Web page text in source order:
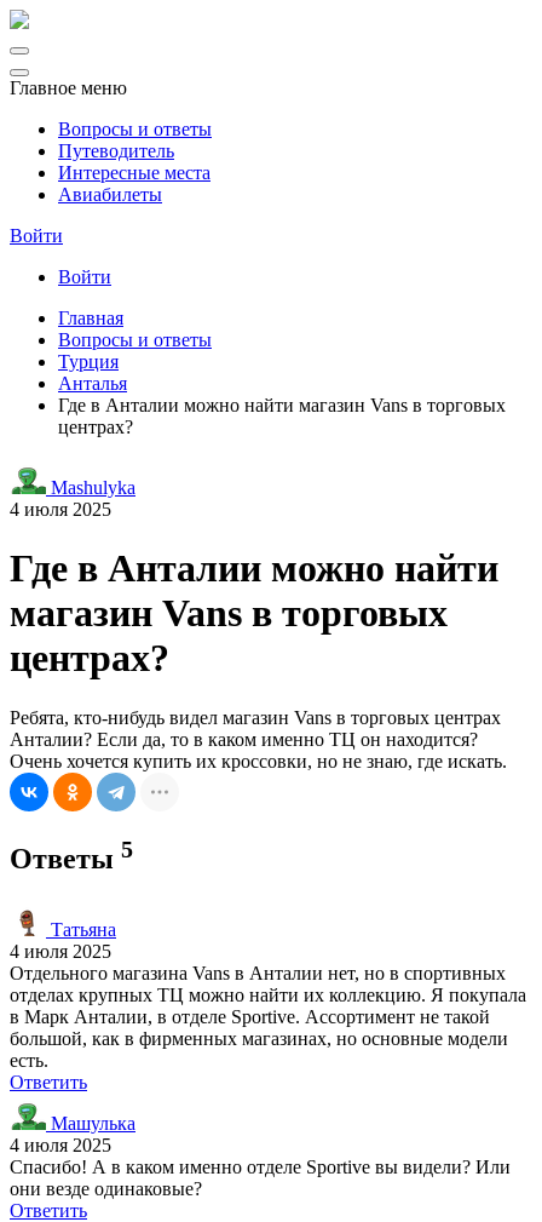
Главное меню
Вопросы и ответы
Путеводитель
Интересные места
Авиабилеты
Войти
Войти
Главная
Вопросы и ответы
Турция
Анталья
Где в Анталии можно найти магазин Vans в торговых
центрах?
Mashulyka
4 июля 2025
Где в Анталии можно найти
магазин Vans в торговых
центрах?
Ребята, кто-нибудь видел магазин Vans в торговых центрах
Анталии? Если да, то в каком именно ТЦ он находится?
Очень хочется купить их кроссовки, но не знаю, где искать.
Ответы 5
Татьяна
4 июля 2025
Отдельного магазина Vans в Анталии нет, но в спортивных
отделах крупных ТЦ можно найти их коллекцию. Я покупала
в Марк Анталии, в отделе Sportive. Ассортимент не такой
большой, как в фирменных магазинах, но основные модели
есть.
Ответить
Машулька
4 июля 2025
Спасибо! А в каком именно отделе Sportive вы видели? Или
они везде одинаковые?
Ответить